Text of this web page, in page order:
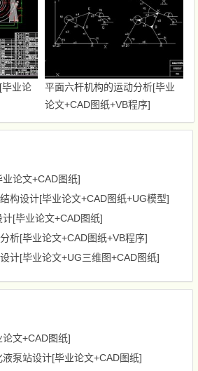
业论
平面六杆机构的运动分析[毕业
论文+CAD图纸+VB程序]
论文+CAD图纸]
构设计[毕业论文+CAD图纸+UG模型]
[毕业论文+CAD图纸]
析[毕业论文+CAD图纸+VB程序]
计[毕业论文+UG三维图+CAD图纸]
文+CAD图纸]
泵站设计[毕业论文+CAD图纸]